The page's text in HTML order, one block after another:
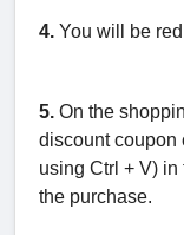
4. You will be
5. On the
discount coupon
using Ctrl + V)
the purchase.